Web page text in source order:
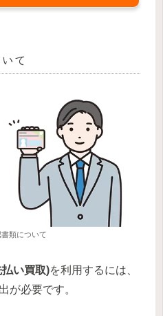
て
類について
払い買取)を利用するには、
が必要です。